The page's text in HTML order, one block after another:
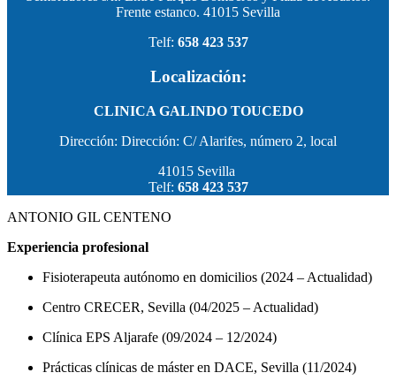
Frente estanco. 41015 Sevilla
Telf: 658 423 537
Localización:
CLINICA GALINDO TOUCEDO
Dirección: Dirección: C/ Alarifes, número 2, local
41015 Sevilla
Telf: 658 423 537
ANTONIO GIL CENTENO
Experiencia profesional
Fisioterapeuta autónomo en domicilios (2024 – Actualidad)
Centro CRECER, Sevilla (04/2025 – Actualidad)
Clínica EPS Aljarafe (09/2024 – 12/2024)
Prácticas clínicas de máster en DACE, Sevilla (11/2024)